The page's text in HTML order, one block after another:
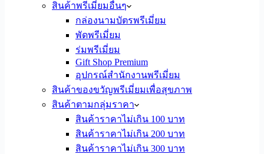
สินค้าพรีเมี่ยมอื่นๆ
กล่องนามบัตรพรีเมี่ยม
พัดพรีเมี่ยม
ร่มพรีเมี่ยม
Gift Shop Premium
อุปกรณ์สำนักงานพรีเมี่ยม
สินค้าของขวัญพรีเมี่ยมเพื่อสุขภาพ
สินค้าตามกลุ่มราคา
สินค้าราคาไม่เกิน 100 บาท
สินค้าราคาไม่เกิน 200 บาท
สินค้าราคาไม่เกิน 300 บาท